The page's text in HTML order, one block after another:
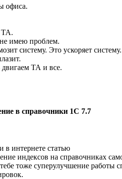
офиса.
ТА.
имею проблем.
систему. Это ускоряет систему.
двигаем ТА и все.
в справочники 1С 7.7
интернете статью
индексов на справочниках
тоже суперулучшение работы